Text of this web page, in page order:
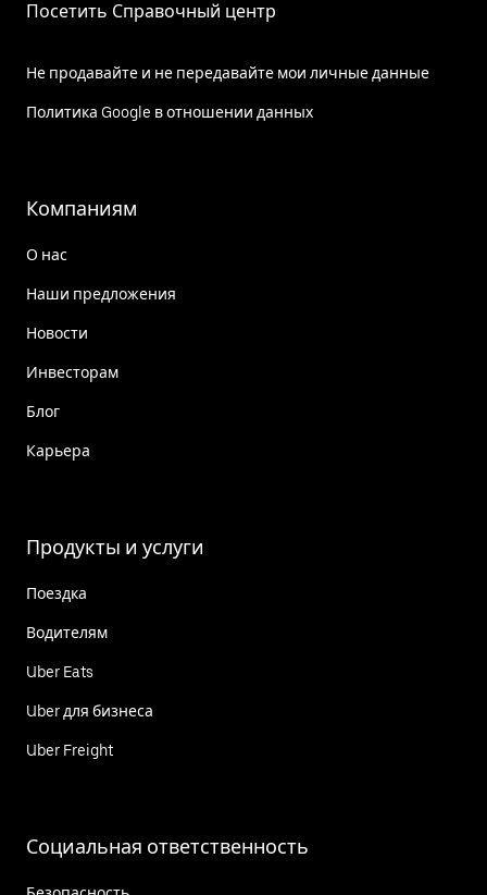
Посетить Справочный центр
Не продавайте и не передавайте мои личные данные
Политика Google в отношении данных
Компаниям
О нас
Наши предложения
Новости
Инвесторам
Блог
Карьера
Продукты и услуги
Поездка
Водителям
Uber Eats
Uber для бизнеса
Uber Freight
Социальная ответственность